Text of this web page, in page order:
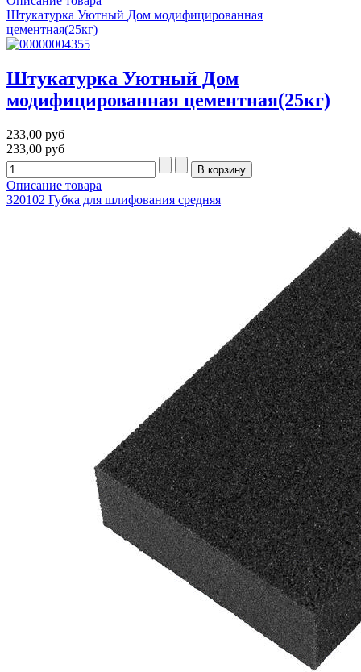
Штукатурка Уютный Дом модифицированная
цементная(25кг)
Штукатурка Уютный Дом
модифицированная цементная(25кг)
233,00 руб
233,00 руб
Описание товара
320102 Губка для шлифования средняя